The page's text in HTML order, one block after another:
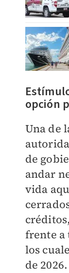
opción
Una de
de
andar
vida
frente a
los
de 2026.